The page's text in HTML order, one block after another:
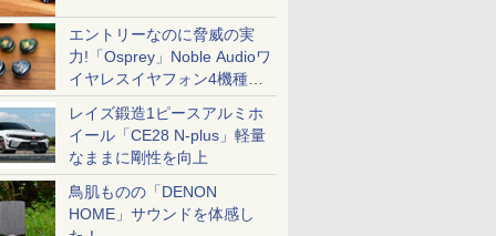
エントリーなのに脅威の実
力!「Osprey」Noble Audioワ
イヤレスイヤフォン4機種を
一気に聴く
レイズ鍛造1ピースアルミホ
イール「CE28 N-plus」軽量
なままに剛性を向上
鳥肌ものの「DENON
HOME」サウンドを体感し